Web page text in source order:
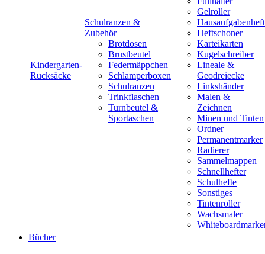
Kindergarten-
Rucksäcke
Schulranzen &
Zubehör
Brotdosen
Brustbeutel
Federmäppchen
Schlamperboxen
Schulranzen
Trinkflaschen
Turnbeutel &
Sportaschen
Gelroller
Hausaufgabenheft
Heftschoner
Karteikarten
Kugelschreiber
Lineale &
Geodreiecke
Linkshänder
Malen &
Zeichnen
Minen und Tinten
Ordner
Permanentmarker
Radierer
Sammelmappen
Schnellhefter
Schulhefte
Sonstiges
Tintenroller
Wachsmaler
Bücher